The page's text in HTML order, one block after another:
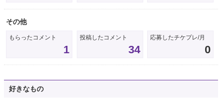
その他
もらったコメント
1
投稿したコメント
34
応募したチケプレ/月
0
好きなもの